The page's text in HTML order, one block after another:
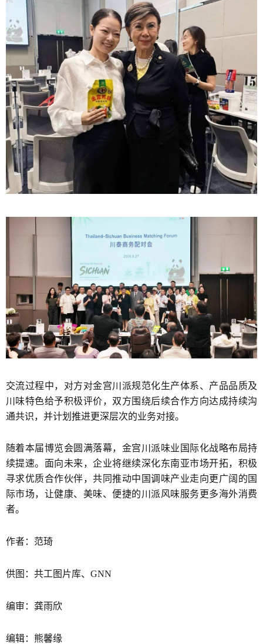
交流过程中，对方对金宫川派规范化生产体系、产品品质及
川味特色给予积极评价，双方围绕后续合作方向达成持续沟
通共识，并计划推进更深层次的业务对接。
随着本届博览会圆满落幕，金宫川派味业国际化战略布局持
续提速。面向未来，企业将继续深化东南亚市场开拓，积极
寻求优质合作伙伴，共同推动中国调味产业走向更广阔的国
际市场，让健康、美味、便捷的川派风味服务更多海外消费
者。
作者：范琦
供图：共工图片库、GNN
编审：龚雨欣
编辑：熊馨缘